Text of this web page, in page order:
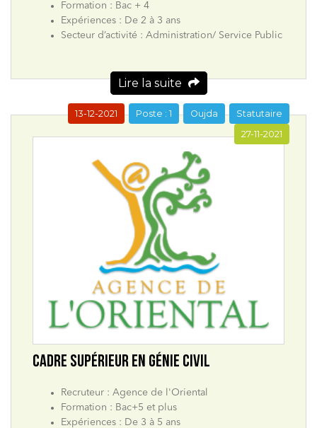
Formation : Bac + 4
Expériences : De 2 à 3 ans
Secteur d’activité : Administration/ Service Public
Lire la suite
CADRE SUPÉRIEUR EN GÉNIE CIVIL
Recruteur : Agence de l'Oriental
Formation : Bac+5 et plus
Expériences : De 3 à 5 ans
Statutaire
Oujda
Poste : 1
13-12-2021
27-11-2021